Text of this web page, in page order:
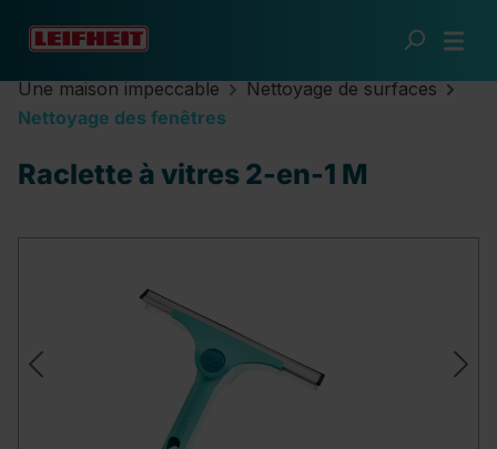
Passer au contenu principal
Une maison impeccable
Nettoyage de surfaces
Nettoyage des fenêtres
Raclette à vitres 2-en-1 M